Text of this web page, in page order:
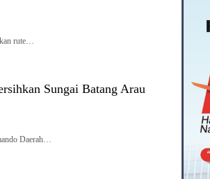
rute…
Sungai Batang Arau
Daerah…